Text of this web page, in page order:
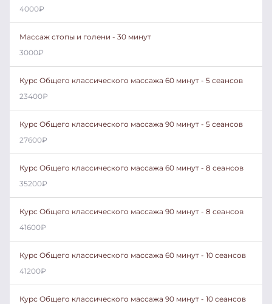
4000₽
Массаж стопы и голени - 30 минут
3000₽
Курс Общего классического массажа 60 минут - 5 сеансов
23400₽
Курс Общего классического массажа 90 минут - 5 сеансов
27600₽
Курс Общего классического массажа 60 минут - 8 сеансов
35200₽
Курс Общего классического массажа 90 минут - 8 сеансов
41600₽
Курс Общего классического массажа 60 минут - 10 сеансов
41200₽
Курс Общего классического массажа 90 минут - 10 сеансов